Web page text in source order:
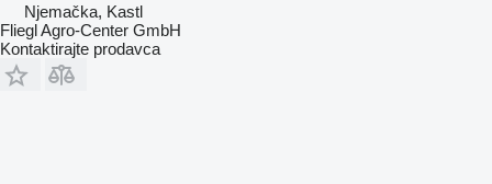
Njemačka, Kastl
Fliegl Agro-Center GmbH
Kontaktirajte prodavca